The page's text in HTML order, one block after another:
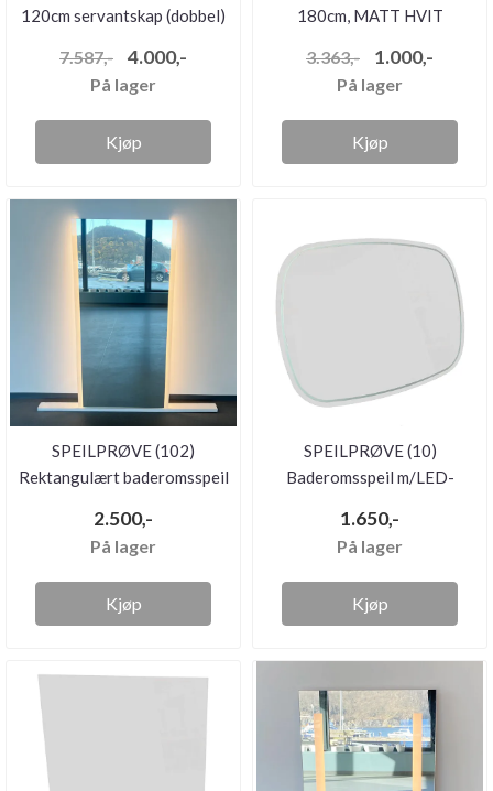
120cm servantskap (dobbel)
7.587,- 4.000,-
På lager
Kjøp
180cm, MATT HVIT
3.363,- 1.000,-
På lager
Kjøp
SPEILPRØVE (102)
Rektangulært baderomsspeil
2.500,-
På lager
Kjøp
SPEILPRØVE (10)
Baderomsspeil m/LED-
1.650,-
På lager
Kjøp